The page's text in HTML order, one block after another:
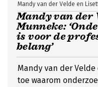
Mandy van der
Munneke:
is voor de
belang’
Mandy van der Velde en
Mandy van der
toe waarom